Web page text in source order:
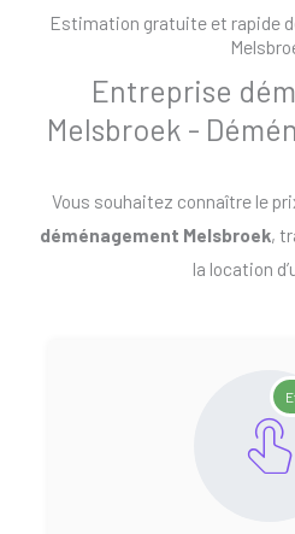
Estimation gratuite et rapide
Entreprise
Melsbroek -
Vous souhaitez connaître le
déménagement Melsbroek,
la location